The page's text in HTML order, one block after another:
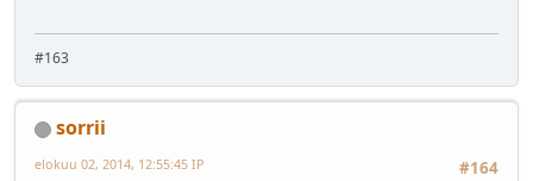
#163
sorrii
#164
elokuu 02, 2014, 12:55:45 IP